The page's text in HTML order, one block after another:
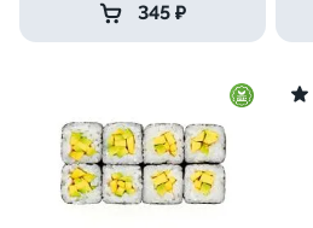
345 ₽